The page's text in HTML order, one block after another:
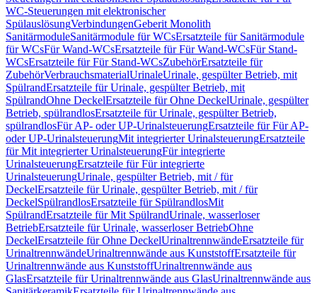
WC-Steuerungen mit elektronischer
SpülauslösungVerbindungenGeberit Monolith
SanitärmoduleSanitärmodule für WCsErsatzteile für Sanitärmodule
für WCsFür Wand-WCsErsatzteile für Für Wand-WCsFür Stand-
WCsErsatzteile für Für Stand-WCsZubehörErsatzteile für
ZubehörVerbrauchsmaterialUrinaleUrinale, gespülter Betrieb, mit
SpülrandErsatzteile für Urinale, gespülter Betrieb, mit
SpülrandOhne DeckelErsatzteile für Ohne DeckelUrinale, gespülter
Betrieb, spülrandlosErsatzteile für Urinale, gespülter Betrieb,
spülrandlosFür AP- oder UP-UrinalsteuerungErsatzteile für Für AP-
oder UP-UrinalsteuerungMit integrierter UrinalsteuerungErsatzteile
für Mit integrierter UrinalsteuerungFür integrierte
UrinalsteuerungErsatzteile für Für integrierte
UrinalsteuerungUrinale, gespülter Betrieb, mit / für
DeckelErsatzteile für Urinale, gespülter Betrieb, mit / für
DeckelSpülrandlosErsatzteile für SpülrandlosMit
SpülrandErsatzteile für Mit SpülrandUrinale, wasserloser
BetriebErsatzteile für Urinale, wasserloser BetriebOhne
DeckelErsatzteile für Ohne DeckelUrinaltrennwändeErsatzteile für
UrinaltrennwändeUrinaltrennwände aus KunststoffErsatzteile für
Urinaltrennwände aus KunststoffUrinaltrennwände aus
GlasErsatzteile für Urinaltrennwände aus GlasUrinaltrennwände aus